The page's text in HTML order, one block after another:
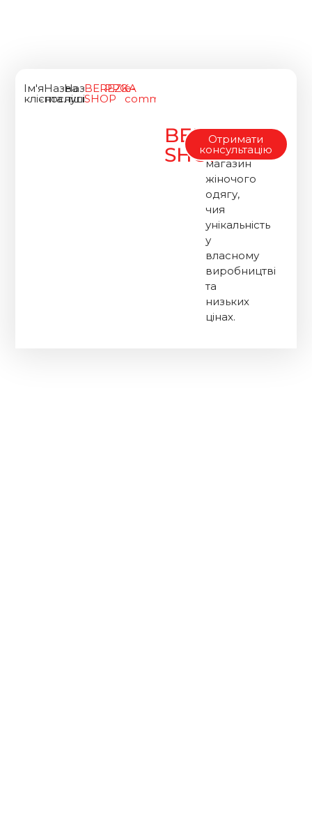
Ім'я
клієнта
Назва
послуги
Назва
ніші
BEREZKA
SHOP
PPCe-
commerce
BEREZKA
SHOP
Це
інтернет-
магазин
жіночого
одягу,
чия
унікальність
у
власному
виробництві
та
низьких
цінах.
Отримати
консультацію